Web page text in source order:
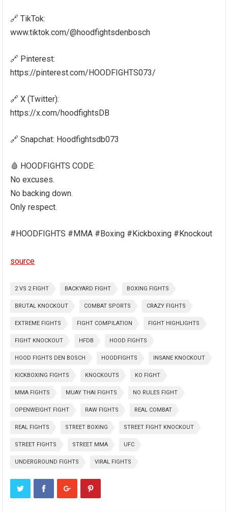
🔗 TikTok:
www.tiktok.com/@hoodfightsdenbosch
🔗 Pinterest:
https://pinterest.com/HOODFIGHTS073/
🔗 X (Twitter):
https://x.com/hoodfightsDB
🔗 Snapchat: Hoodfightsdb073
🩸 HOODFIGHTS CODE:
No excuses.
No backing down.
Only respect.
#HOODFIGHTS #MMA #Boxing #Kickboxing #Knockout
source
2 VS 2 FIGHT BACKYARD FIGHT BOXING FIGHTS
BRUTAL KNOCKOUT COMBAT SPORTS CRAZY FIGHTS
EXTREME FIGHTS FIGHT COMPILATION FIGHT HIGHLIGHTS
FIGHT KNOCKOUT HFDB HOOD FIGHTS
HOOD FIGHTS DEN BOSCH HOODFIGHTS INSANE KNOCKOUT
KICKBOXING FIGHTS KNOCKOUTS KO FIGHT
MMA FIGHTS MUAY THAI FIGHTS NO RULES FIGHT
OPENWEIGHT FIGHT RAW FIGHTS REAL COMBAT
REAL FIGHTS STREET BOXING STREET FIGHT KNOCKOUT
STREET FIGHTS STREET MMA UFC
UNDERGROUND FIGHTS VIRAL FIGHTS